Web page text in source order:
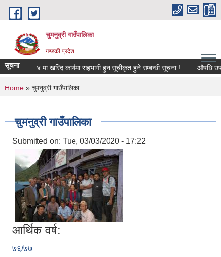
Skip to main content
चुमनुव्री गाउँपालिका
गण्डकी प्रदेश
सूचना
२०८३/८४ मा खरिद कार्यमा सहभागी हुन सूचीकृत हुने सम्बन्धी सूचना ! औषधि
You are here
Home » चुमनुव्री गाउँपालिका
चुमनुव्री गाउँपालिका
Submitted on: Tue, 03/03/2020 - 17:22
आर्थिक वर्ष:
७६/७७